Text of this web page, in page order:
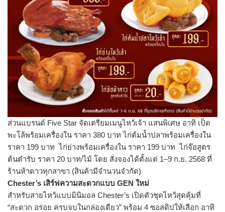
ส่วนแบรนด์ Five Star จัดเตรียมเมนูไหว้เจ้า แสนพิเศษ อาทิ เป็ด
พะโล้พร้อมเครื่องใน ราคา 380 บาท ไก่ต้มน้ำปลาพร้อมเครื่องใน
ราคา 199 บาท ไก่ย่างพร้อมเครื่องใน ราคา 199 บาท ไก่จ๊อสูตร
ต้นตำรับ ราคา 20 บาท/ไม้ โดย สั่งจองได้ตั้งแต่ 1–9 ก.ย. 2568 ที่
ร้านห้าดาวทุกสาขา (สินค้ามีจำนวนจำกัด)
Chester’s เสิร์ฟความสะดวกแบบ GEN ใหม่
สำหรับสายไหว้แบบมินิมอล Chester’s เปิดตัวชุดไหว้สุดคุ้มที่
“สะดวก อร่อย ครบจบในกล่องเดียว” พร้อม 4 ซอสดิปให้เลือก อาทิ